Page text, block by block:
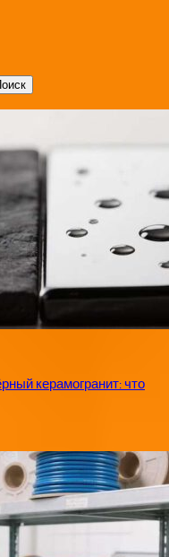
керамогранит: что